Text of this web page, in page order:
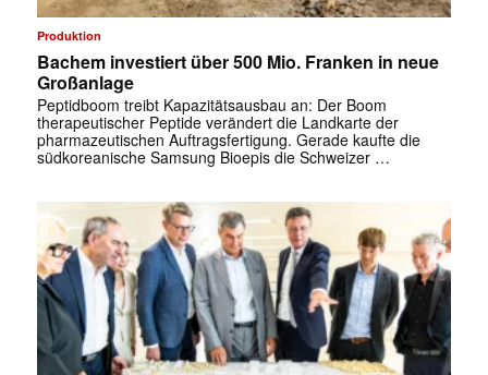
Produktion
Bachem investiert über 500 Mio. Franken in neue
Großanlage
Peptidboom treibt Kapazitätsausbau an: Der Boom
therapeutischer Peptide verändert die Landkarte der
pharmazeutischen Auftragsfertigung. Gerade kaufte die
südkoreanische Samsung Bioepis die Schweizer …